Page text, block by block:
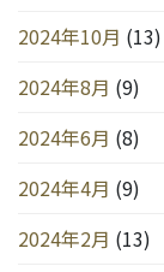
2024年10月 (13)
2024年8月 (9)
2024年6月 (8)
2024年4月 (9)
2024年2月 (13)